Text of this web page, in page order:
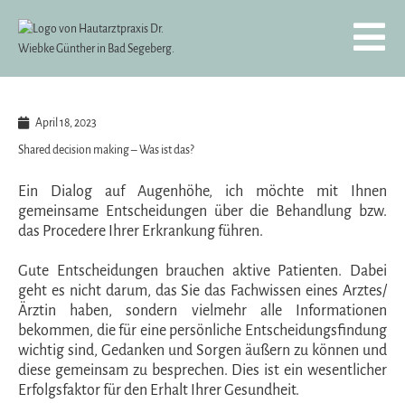
Inhalt
springen
April 18, 2023
Shared decision making – Was ist das?
Ein Dialog auf Augenhöhe, ich möchte mit Ihnen
gemeinsame Entscheidungen über die Behandlung bzw.
das Procedere Ihrer Erkrankung führen.
Gute Entscheidungen brauchen aktive Patienten. Dabei
geht es nicht darum, das Sie das Fachwissen eines Arztes/
Ärztin haben, sondern vielmehr alle Informationen
bekommen, die für eine persönliche Entscheidungsfindung
wichtig sind, Gedanken und Sorgen äußern zu können und
diese gemeinsam zu besprechen. Dies ist ein wesentlicher
Erfolgsfaktor für den Erhalt Ihrer Gesundheit.